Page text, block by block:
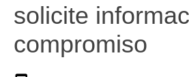
solicite
compromiso